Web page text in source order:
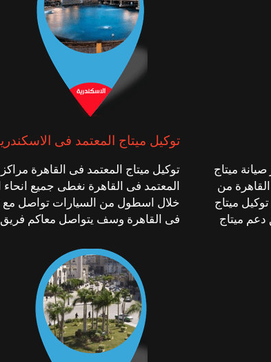
ميتاج
من
ميتاج
ميتاج
توكيل ميتاج المعتمد فى
توكيل ميتاج المعتمد فى القاهرة مراكز
المعتمد فى القاهرة نغطى جميع انحاء
خلال اسطول من السيارات تواصل مع
فى القاهرة وسف يتواصل معاكم فريق